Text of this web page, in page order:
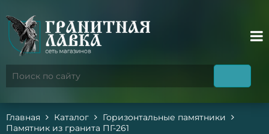
Главная Каталог
Горизонтальные памятники
Памятник из гранита ПГ-261